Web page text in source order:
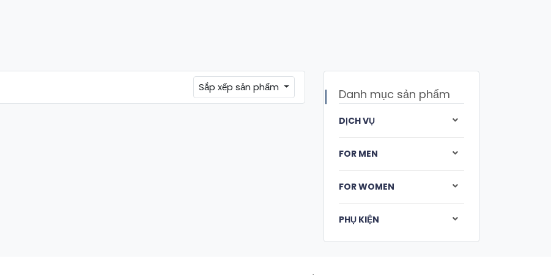
Sắp xếp sản phẩm Danh mục sản phẩm
DỊCH VỤ
FOR MEN
FOR WOMEN
PHỤ KIỆN